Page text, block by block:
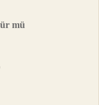
mü